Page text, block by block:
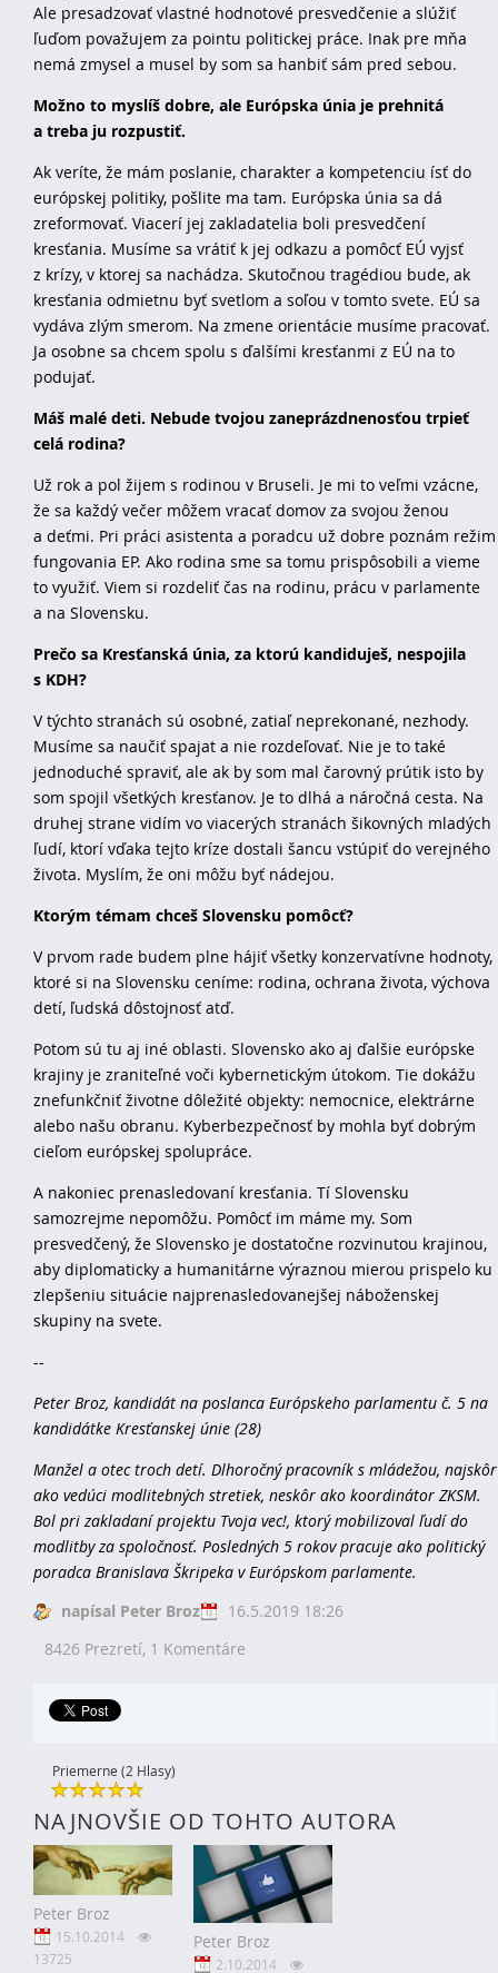
Ale presadzovať vlastné hodnotové presvedčenie a slúžiť
ľuďom považujem za pointu politickej práce. Inak pre mňa
nemá zmysel a musel by som sa hanbiť sám pred sebou.
Možno to myslíš dobre, ale Európska únia je prehnitá
a treba ju rozpustiť.
Ak veríte, že mám poslanie, charakter a kompetenciu ísť do
európskej politiky, pošlite ma tam. Európska únia sa dá
zreformovať. Viacerí jej zakladatelia boli presvedčení
kresťania. Musíme sa vrátiť k jej odkazu a pomôcť EÚ vyjsť
z krízy, v ktorej sa nachádza. Skutočnou tragédiou bude, ak
kresťania odmietnu byť svetlom a soľou v tomto svete. EÚ sa
vydáva zlým smerom. Na zmene orientácie musíme pracovať.
Ja osobne sa chcem spolu s ďalšími kresťanmi z EÚ na to
podujať.
Máš malé deti. Nebude tvojou zaneprázdnenosťou trpieť
celá rodina?
Už rok a pol žijem s rodinou v Bruseli. Je mi to veľmi vzácne,
že sa každý večer môžem vracať domov za svojou ženou
a deťmi. Pri práci asistenta a poradcu už dobre poznám režim
fungovania EP. Ako rodina sme sa tomu prispôsobili a vieme
to využiť. Viem si rozdeliť čas na rodinu, prácu v parlamente
a na Slovensku.
Prečo sa Kresťanská únia, za ktorú kandiduješ, nespojila
s KDH?
V týchto stranách sú osobné, zatiaľ neprekonané, nezhody.
Musíme sa naučiť spajat a nie rozdeľovať. Nie je to také
jednoduché spraviť, ale ak by som mal čarovný prútik isto by
som spojil všetkých kresťanov. Je to dlhá a náročná cesta. Na
druhej strane vidím vo viacerých stranách šikovných mladých
ľudí, ktorí vďaka tejto kríze dostali šancu vstúpiť do verejného
života. Myslím, že oni môžu byť nádejou.
Ktorým témam chceš Slovensku pomôcť?
V prvom rade budem plne hájiť všetky konzervatívne hodnoty,
ktoré si na Slovensku ceníme: rodina, ochrana života, výchova
detí, ľudská dôstojnosť atď.
Potom sú tu aj iné oblasti. Slovensko ako aj ďalšie európske
krajiny je zraniteľné voči kybernetickým útokom. Tie dokážu
znefunkčniť životne dôležité objekty: nemocnice, elektrárne
alebo našu obranu. Kyberbezpečnosť by mohla byť dobrým
cieľom európskej spolupráce.
A nakoniec prenasledovaní kresťania. Tí Slovensku
samozrejme nepomôžu. Pomôcť im máme my. Som
presvedčený, že Slovensko je dostatočne rozvinutou krajinou,
aby diplomaticky a humanitárne výraznou mierou prispelo ku
zlepšeniu situácie najprenasledovanejšej náboženskej
skupiny na svete.
--
Peter Broz, kandidát na poslanca Európskeho parlamentu č. 5 na
kandidátke Kresťanskej únie (28)
Manžel a otec troch detí. Dlhoročný pracovník s mládežou, najskôr
ako vedúci modlitebných stretiek, neskôr ako koordinátor ZKSM.
Bol pri zakladaní projektu Tvoja vec!, ktorý mobilizoval ľudí do
modlitby za spoločnosť. Posledných 5 rokov pracuje ako politický
poradca Branislava Škripeka v Európskom parlamente.
napísal Peter Broz
16.5.2019 18:26
8426 Prezretí, 1 Komentáre
Priemerne (2 Hlasy)
NAJNOVŠIE OD TOHTO AUTORA
Peter Broz
15.10.2014
13725
Peter Broz
2.10.2014